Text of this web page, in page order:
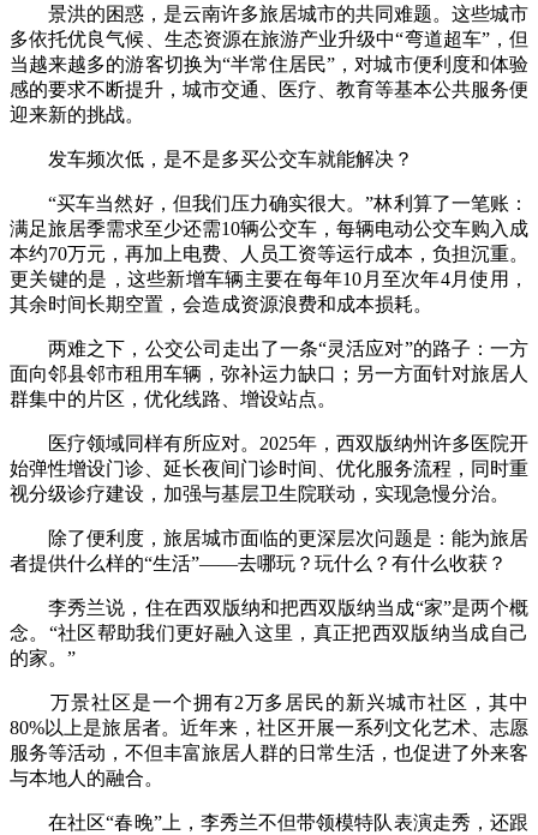
景洪的困惑，是云南许多旅居城市的共同难题。这些城市
多依托优良气候、生态资源在旅游产业升级中“弯道超车”，但
当越来越多的游客切换为“半常住居民”，对城市便利度和体验
感的要求不断提升，城市交通、医疗、教育等基本公共服务便
迎来新的挑战。
发车频次低，是不是多买公交车就能解决？
“买车当然好，但我们压力确实很大。”林利算了一笔账：
满足旅居季需求至少还需10辆公交车，每辆电动公交车购入成
本约70万元，再加上电费、人员工资等运行成本，负担沉重。
更关键的是，这些新增车辆主要在每年10月至次年4月使用，
其余时间长期空置，会造成资源浪费和成本损耗。
两难之下，公交公司走出了一条“灵活应对”的路子：一方
面向邻县邻市租用车辆，弥补运力缺口；另一方面针对旅居人
群集中的片区，优化线路、增设站点。
医疗领域同样有所应对。2025年，西双版纳州许多医院开
始弹性增设门诊、延长夜间门诊时间、优化服务流程，同时重
视分级诊疗建设，加强与基层卫生院联动，实现急慢分治。
除了便利度，旅居城市面临的更深层次问题是：能为旅居
者提供什么样的“生活”——去哪玩？玩什么？有什么收获？
李秀兰说，住在西双版纳和把西双版纳当成“家”是两个概
念。“社区帮助我们更好融入这里，真正把西双版纳当成自己
的家。”
万景社区是一个拥有2万多居民的新兴城市社区，其中
80%以上是旅居者。近年来，社区开展一系列文化艺术、志愿
服务等活动，不但丰富旅居人群的日常生活，也促进了外来客
与本地人的融合。
在社区“春晚”上，李秀兰不但带领模特队表演走秀，还跟